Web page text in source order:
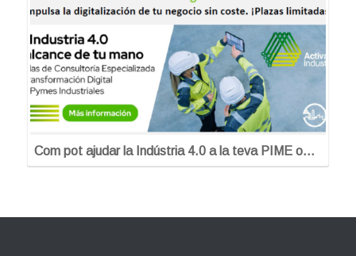
Com pot ajudar la Indústria 4.0 a la teva PIME o…